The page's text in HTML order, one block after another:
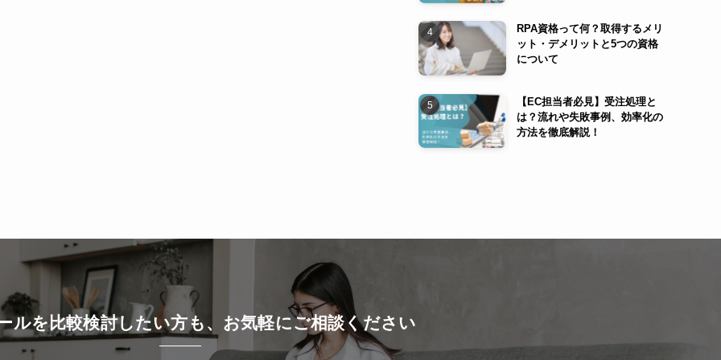
RPA資格って何？取得するメリ
ット・デメリットと5つの資格
について
【EC担当者必見】受注処理と
は？流れや失敗事例、効率化の
方法を徹底解説！
ルを比較検討したい方も、お気軽にご相談ください